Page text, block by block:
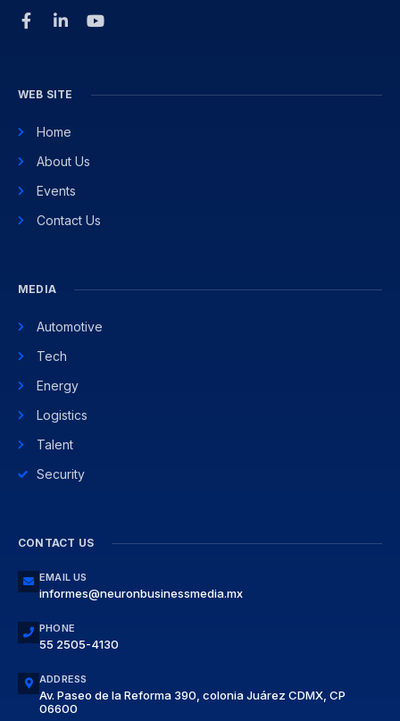
WEB SITE
Home
About Us
Events
Contact Us
MEDIA
Automotive
Tech
Energy
Logistics
Talent
Security
CONTACT US
EMAIL US
informes@neuronbusinessmedia.mx
PHONE
55 2505-4130
ADDRESS
Av. Paseo de la Reforma 390, colonia Juárez CDMX, CP
06600